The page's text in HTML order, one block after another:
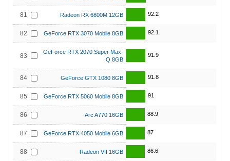
81 Radeon RX 6800M 12GB 92.2
82 GeForce RTX 3070 Mobile 8GB 92.1
83
GeForce RTX 2070 Super Max-
Q 8GB
91.9
84 GeForce GTX 1080 8GB 91.8
85 GeForce RTX 5060 Mobile 8GB 91
86 Arc A770 16GB 88.9
87 GeForce RTX 4050 Mobile 6GB 87
88 Radeon VII 16GB 86.6